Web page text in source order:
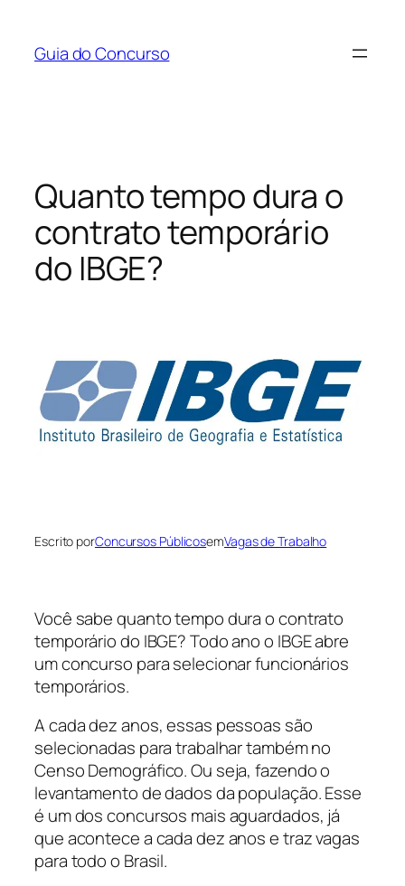
Guia do Concurso
Quanto tempo dura o
contrato temporário
do IBGE?
Escrito porConcursos PúblicosemVagas de Trabalho
Você sabe quanto tempo dura o contrato
temporário do IBGE? Todo ano o IBGE abre
um concurso para selecionar funcionários
temporários.
A cada dez anos, essas pessoas são
selecionadas para trabalhar também no
Censo Demográfico. Ou seja, fazendo o
levantamento de dados da população. Esse
é um dos concursos mais aguardados, já
que acontece a cada dez anos e traz vagas
para todo o Brasil.